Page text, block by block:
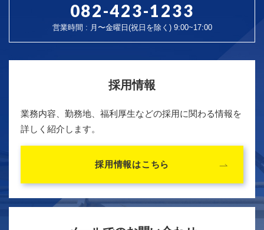
082-423-1233
営業時間 : 月〜金曜日(祝日を除く) 9:00~17:00
採用情報
業務内容、勤務地、福利厚生などの採用に関わる情報を
詳しく紹介します。
採用情報はこちら